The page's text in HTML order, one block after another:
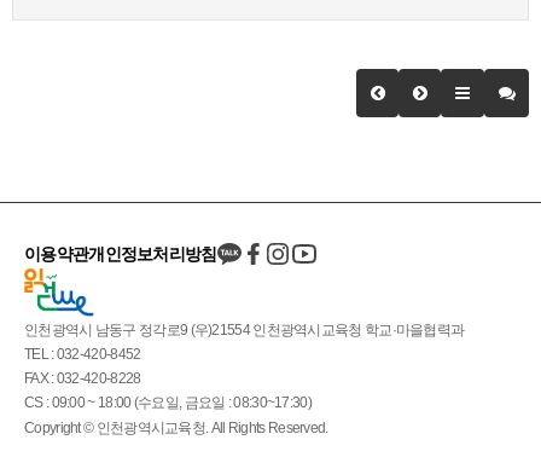
인천광역시 남동구 정각로9 (우)21554 인천광역시교육청 학교·마을협력과
TEL : 032-420-8452
FAX : 032-420-8228
CS : 09:00 ~ 18:00 (수요일, 금요일 : 08:30~17:30)
Copyright © 인천광역시교육청. All Rights Reserved.
이용약관개인정보처리방침